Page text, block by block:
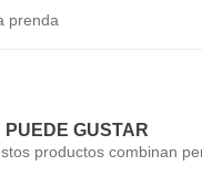
prenda
GUSTAR